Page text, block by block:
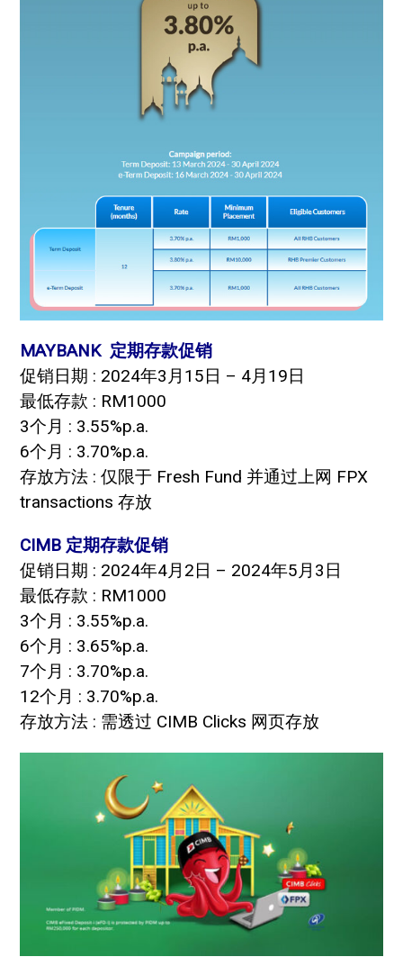
MAYBANK 定期存款促销
促销日期 : 2024年3月15日 – 4月19日
最低存款 : RM1000
3个月 : 3.55%p.a.
6个月 : 3.70%p.a.
存放方法 : 仅限于 Fresh Fund 并通过上网 FPX
transactions 存放
CIMB 定期存款促销
促销日期 : 2024年4月2日 – 2024年5月3日
最低存款 : RM1000
3个月 : 3.55%p.a.
6个月 : 3.65%p.a.
7个月 : 3.70%p.a.
12个月 : 3.70%p.a.
存放方法 : 需透过 CIMB Clicks 网页存放